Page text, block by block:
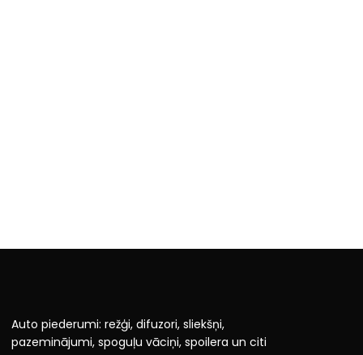
Auto piederumi: režģi, difuzori, sliekšņi,
pazeminājumi, spoguļu vāciņi, spoilera un citi